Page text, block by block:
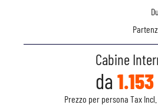
Cabine
da
Prezzo per persona Tax